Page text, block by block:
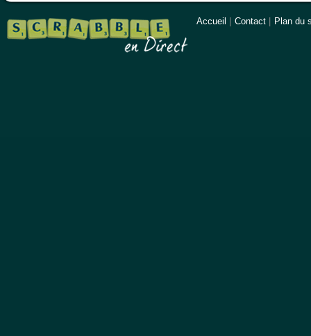
Accueil Contact Plan du